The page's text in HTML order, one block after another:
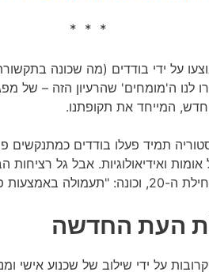
* * *
שבוצעו על ידי בודדים (מה שכונה
לנו ה'מומחים' שהרעיון הזה – של
המייחד את תקופתנו.
תמיד פעלו בודדים כמתנקשים
ואידיאולוגיות. אבל גל רציחות
העת החדשה
על ידי שילוב של שכנוע אישי